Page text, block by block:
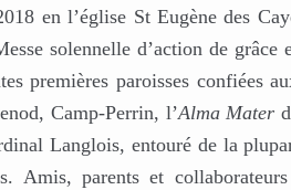
en l’église St Eugène des
solennelle d’action de grâce
premières paroisses confiées
Camp-Perrin, l’Alma Mater
Langlois, entouré de la
Amis, parents et